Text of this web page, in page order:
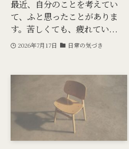
最近、自分のことを考えてい
て、ふと思ったことがありま
す。苦しくても、疲れてい...
2026年7月17日 日常の気づき